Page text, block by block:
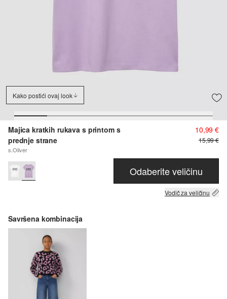
Kako postići ovaj look
Majica kratkih rukava s printom s
prednje strane
s.Oliver
10,99 €
15,99 €
Odaberite veličinu
Vodič za veličinu
Savršena kombinacija